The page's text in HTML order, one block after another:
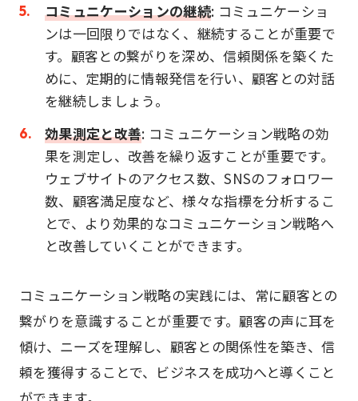
コミュニケーションの継続: コミュニケーショ
ンは一回限りではなく、継続することが重要で
す。顧客との繋がりを深め、信頼関係を築くた
めに、定期的に情報発信を行い、顧客との対話
を継続しましょう。
効果測定と改善: コミュニケーション戦略の効
果を測定し、改善を繰り返すことが重要です。
ウェブサイトのアクセス数、SNSのフォロワー
数、顧客満足度など、様々な指標を分析するこ
とで、より効果的なコミュニケーション戦略へ
と改善していくことができます。
コミュニケーション戦略の実践には、常に顧客との
繋がりを意識することが重要です。顧客の声に耳を
傾け、ニーズを理解し、顧客との関係性を築き、信
頼を獲得することで、ビジネスを成功へと導くこと